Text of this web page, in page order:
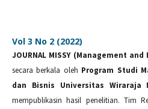
Vol 3 No 2 (2022)
JOURNAL MISSY (Management
secara berkala oleh Program Studi
dan Bisnis Universitas Wiraraja
mempublikasin hasil penelitian. Tim